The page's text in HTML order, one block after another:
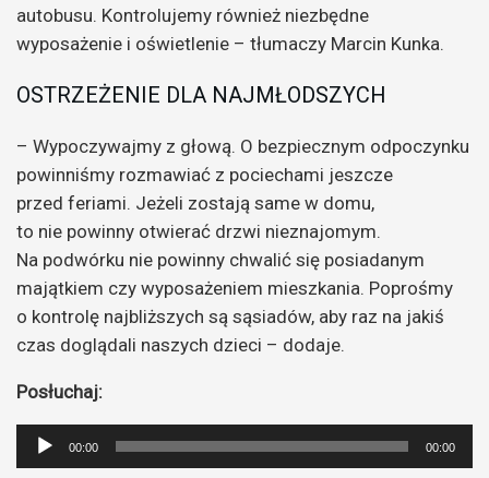
autobusu. Kontrolujemy również niezbędne
wyposażenie i oświetlenie – tłumaczy Marcin Kunka.
OSTRZEŻENIE DLA NAJMŁODSZYCH
– Wypoczywajmy z głową. O bezpiecznym odpoczynku
powinniśmy rozmawiać z pociechami jeszcze
przed feriami. Jeżeli zostają same w domu,
to nie powinny otwierać drzwi nieznajomym.
Na podwórku nie powinny chwalić się posiadanym
majątkiem czy wyposażeniem mieszkania. Poprośmy
o kontrolę najbliższych są sąsiadów, aby raz na jakiś
czas doglądali naszych dzieci – dodaje.
Posłuchaj:
Odtwarzacz
plików
00:00 00:00